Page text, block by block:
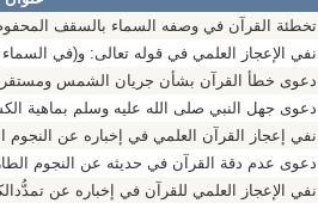
تخطئة القرآن في وصفه السماء بالسقف
نفي الإعجاز العلمي في قوله تعالى: و(في
دعوى خطأ القرآن بشأن جريان الشمس
دعوى جهل النبي صلى الله عليه وسلم بماهية
نفي إعجاز القرآن العلمي في إخباره عن النجوم
دعوى عدم دقة القرآن في حديثه عن النجوم
نفي الإعجاز العلمي للقرآن في إخباره عن